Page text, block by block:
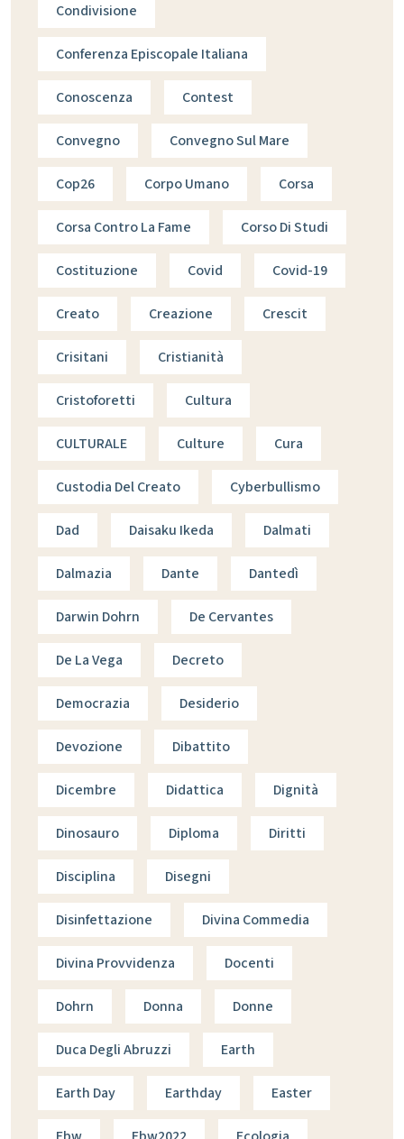
Condivisione
Conferenza Episcopale Italiana
Conoscenza Contest
Convegno Convegno Sul Mare
Cop26 Corpo Umano Corsa
Corsa Contro La Fame Corso Di Studi
Costituzione Covid Covid-19
Creato Creazione Crescit
Crisitani Cristianità
Cristoforetti Cultura
CULTURALE Culture Cura
Custodia Del Creato Cyberbullismo
Dad Daisaku Ikeda Dalmati
Dalmazia Dante Dantedì
Darwin Dohrn De Cervantes
De La Vega Decreto
Democrazia Desiderio
Devozione Dibattito
Dicembre Didattica Dignità
Dinosauro Diploma Diritti
Disciplina Disegni
Disinfettazione Divina Commedia
Divina Provvidenza Docenti
Dohrn Donna Donne
Duca Degli Abruzzi Earth
Earth Day Earthday Easter